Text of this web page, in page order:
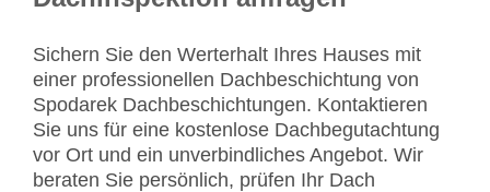
Sichern Sie den Werterhalt Ihres Hauses mit
einer professionellen Dachbeschichtung von
Spodarek Dachbeschichtungen. Kontaktieren
Sie uns für eine kostenlose Dachbegutachtung
vor Ort und ein unverbindliches Angebot. Wir
beraten Sie persönlich, prüfen Ihr Dach